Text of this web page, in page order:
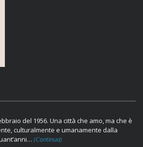
del 1956. Una città che amo, ma che è
culturalmente e umanamente dalla
(Continua)